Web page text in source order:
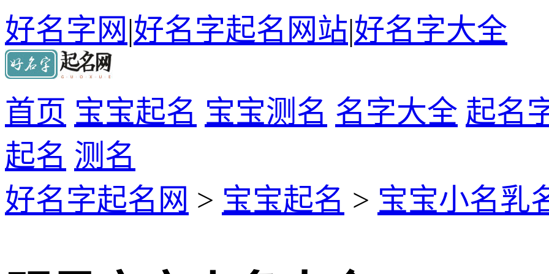
好名字网|好名字起名网站|好名字大全
首页 宝宝起名 宝宝测名 名字大全 起名
起名 测名
好名字起名网 > 宝宝起名 > 宝宝小名乳